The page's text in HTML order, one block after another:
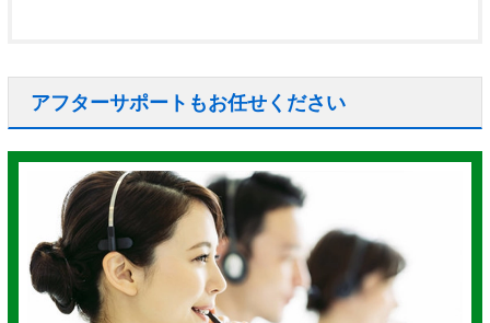
アフターサポートもお任せください